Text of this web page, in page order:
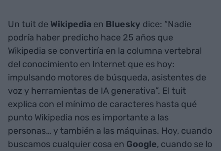
Un tuit de Wikipedia en Bluesky dice: “Nadie
podría haber predicho hace 25 años que
Wikipedia se convertiría en la columna vertebral
del conocimiento en Internet que es hoy:
impulsando motores de búsqueda, asistentes de
voz y herramientas de IA generativa”. El tuit
explica con el mínimo de caracteres hasta qué
punto Wikipedia nos es importante a las
personas… y también a las máquinas. Hoy, cuando
buscamos cualquier cosa en Google, cuando se lo